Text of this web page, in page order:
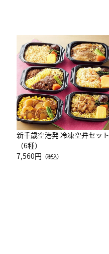
新千歳空港発 冷凍空弁セット
（6種）
7,560円 （税込）